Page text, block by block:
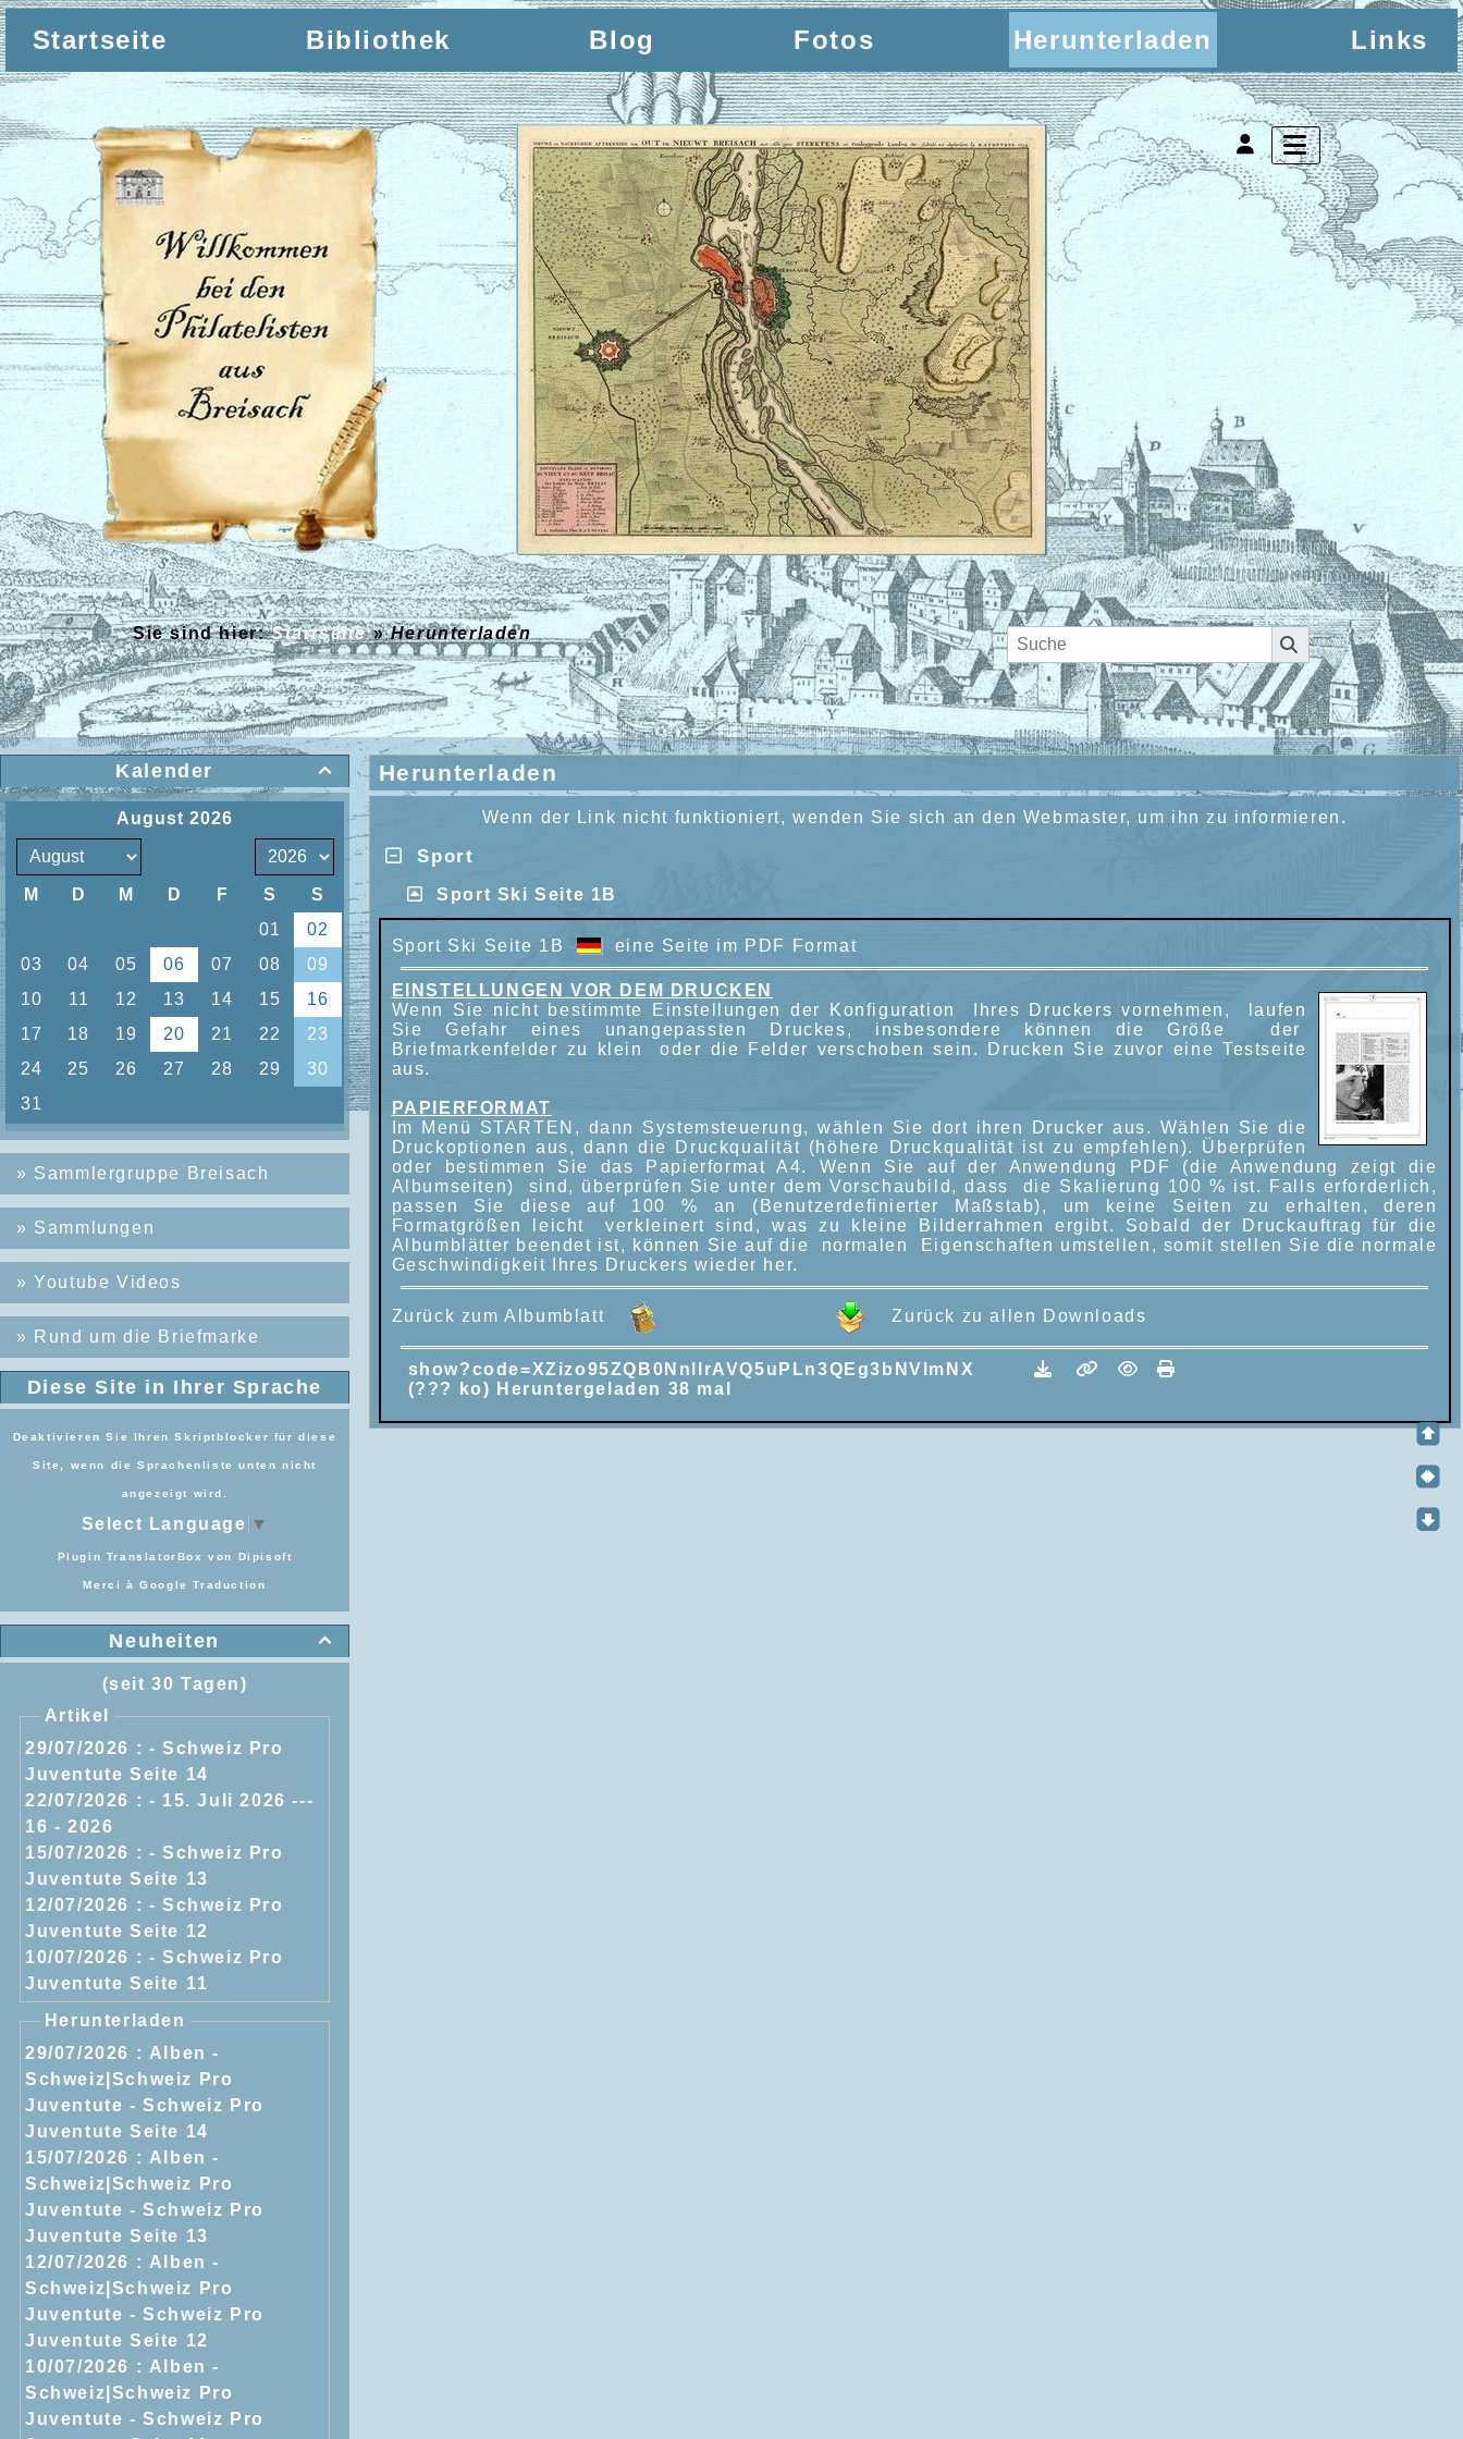
Startseite Bibliothek Blog Fotos Herunterladen Links
Sie sind hier:Startseite»Herunterladen

Kalender
» Sammlergruppe Breisach
» Sammlungen
»Youtube Videos
» Rund um die Briefmarke
Diese Site in Ihrer Sprache
Deaktivieren Sie Ihren Skriptblocker für diese
Site, wenn die Sprachenliste unten nicht
angezeigt wird.
Select Language ▼
Plugin TranslatorBox von Dipisoft
Merci àGoogle Traduction

Neuheiten
(seit 30 Tagen)
Artikel
29/07/2026 : - Schweiz Pro
Juventute Seite 14
22/07/2026 : - 15. Juli 2026 ---
16 - 2026
15/07/2026 : - Schweiz Pro
Juventute Seite 13
12/07/2026 : - Schweiz Pro
Juventute Seite 12
10/07/2026 : - Schweiz Pro
Juventute Seite 11
Herunterladen
29/07/2026 : Alben -
Schweiz|Schweiz Pro
Juventute - Schweiz Pro
Juventute Seite 14
15/07/2026 : Alben -
Schweiz|Schweiz Pro
Juventute - Schweiz Pro
Juventute Seite 13
12/07/2026 : Alben -
Schweiz|Schweiz Pro
Juventute - Schweiz Pro
Juventute Seite 12
10/07/2026 : Alben -
Schweiz|Schweiz Pro
Juventute - Schweiz Pro
Herunterladen
Wenn der Link nicht funktioniert, wenden Sie sich an den Webmaster, um ihn zu informieren.
Sport
Sport Ski Seite 1B
Sport Ski Seite 1B eine Seite im PDF Format
EINSTELLUNGEN VOR DEM DRUCKEN
Wenn Sie nicht bestimmte Einstellungen der Konfiguration Ihres Druckers vornehmen, laufen
Sie Gefahr eines unangepassten Druckes, insbesondere können die Größe der
Briefmarkenfelder zu klein oder die Felder verschoben sein. Drucken Sie zuvor eine Testseite
aus.
PAPIERFORMAT
Im Menü STARTEN, dann Systemsteuerung, wählen Sie dort ihren Drucker aus. Wählen Sie die
Druckoptionen aus, dann die Druckqualität (höhere Druckqualität ist zu empfehlen). Überprüfen
oder bestimmen Sie das Papierformat A4. Wenn Sie auf der Anwendung PDF (die Anwendung zeigt die
Albumseiten) sind, überprüfen Sie unter dem Vorschaubild, dass die Skalierung 100 % ist. Falls erforderlich,
passen Sie diese auf 100 % an (Benutzerdefinierter Maßstab), um keine Seiten zu erhalten, deren
Formatgrößen leicht verkleinert sind, was zu kleine Bilderrahmen ergibt. Sobald der Druckauftrag für die
Albumblätter beendet ist, können Sie auf die normalen Eigenschaften umstellen, somit stellen Sie die normale
Geschwindigkeit Ihres Druckers wieder her.
Zurück zum Albumblatt Zurück zu allen Downloads
show?code=XZizo95ZQB0NnllrAVQ5uPLn3QEg3bNVlmNX
(??? ko) Heruntergeladen 38 mal